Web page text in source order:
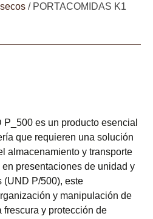
/ PORTACOMIDAS K1
es un producto esencial
que requieren una solución
almacenamiento y transporte
presentaciones de unidad y
(UND P/500), este
y manipulación de
y protección de